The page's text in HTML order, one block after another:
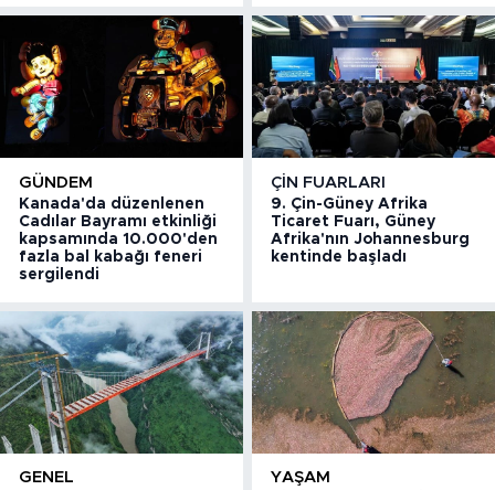
GÜNDEM
Kanada'da düzenlenen
Cadılar Bayramı etkinliği
kapsamında 10.000'den
fazla bal kabağı feneri
sergilendi
ÇIN FUARLARI
9. Çin-Güney Afrika
Ticaret Fuarı, Güney
Afrika'nın Johannesburg
kentinde başladı
GENEL YAŞAM